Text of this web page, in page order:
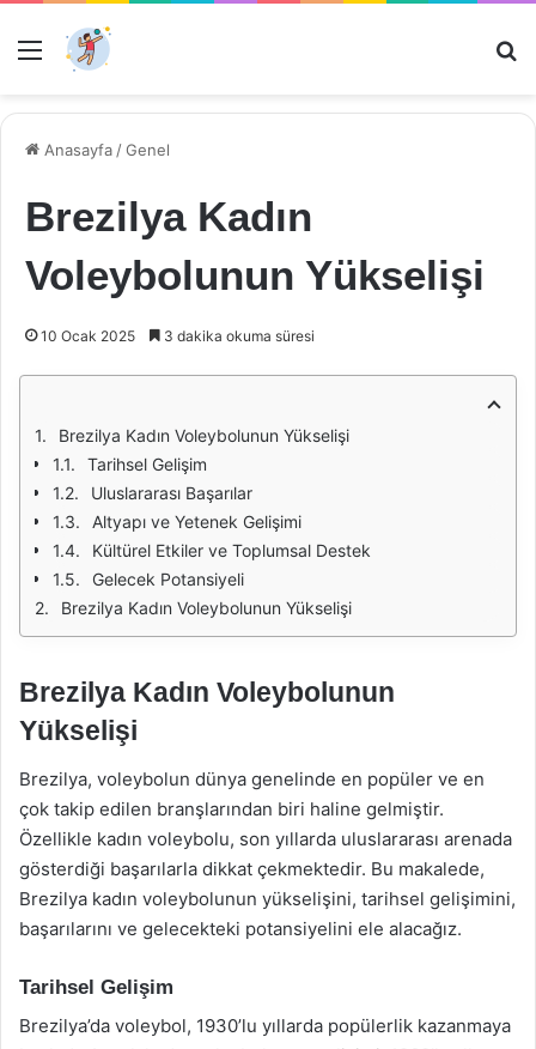
Menü
Anasayfa /Genel
Brezilya Kadın
Voleybolunun Yükselişi
10 Ocak 2025 3 dakika okuma süresi
Brezilya Kadın Voleybolunun Yükselişi
Tarihsel Gelişim
Uluslararası Başarılar
Altyapı ve Yetenek Gelişimi
Kültürel Etkiler ve Toplumsal Destek
Gelecek Potansiyeli
Brezilya Kadın Voleybolunun Yükselişi
Brezilya Kadın Voleybolunun
Yükselişi
Brezilya, voleybolun dünya genelinde en popüler ve en
çok takip edilen branşlarından biri haline gelmiştir.
Özellikle kadın voleybolu, son yıllarda uluslararası arenada
gösterdiği başarılarla dikkat çekmektedir. Bu makalede,
Brezilya kadın voleybolunun yükselişini, tarihsel gelişimini,
başarılarını ve gelecekteki potansiyelini ele alacağız.
Tarihsel Gelişim
Brezilya’da voleybol, 1930’lu yıllarda popülerlik kazanmaya